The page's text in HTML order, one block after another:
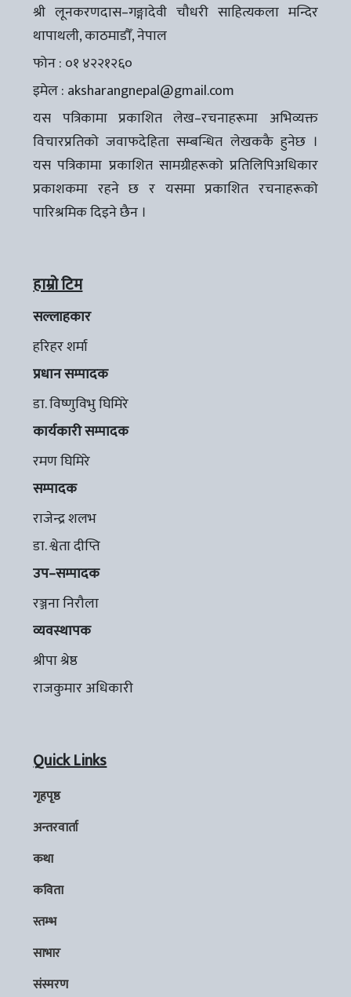
श्री लूनकरणदास–गङ्गादेवी चौधरी साहित्यकला मन्दिर
थापाथली, काठमाडौँ, नेपाल
फोन : ०१ ४२२१२६०
इमेल : aksharangnepal@gmail.com
यस पत्रिकामा प्रकाशित लेख–रचनाहरूमा अभिव्यक्त
विचारप्रतिको जवाफदेहिता सम्बन्धित लेखककै हुनेछ ।
यस पत्रिकामा प्रकाशित सामग्रीहरूको प्रतिलिपिअधिकार
प्रकाशकमा रहने छ र यसमा प्रकाशित रचनाहरूको
पारिश्रमिक दिइने छैन ।
हाम्रो टिम
सल्लाहकार
हरिहर शर्मा
प्रधान सम्पादक
डा. विष्णुविभु घिमिरे
कार्यकारी सम्पादक
रमण घिमिरे
सम्पादक
राजेन्द्र शलभ
डा. श्वेता दीप्ति
उप–सम्पादक
रञ्जना निरौला
व्यवस्थापक
श्रीपा श्रेष्ठ
राजकुमार अधिकारी
Quick Links
गृहपृष्ठ
अन्तरवार्ता
कथा
कविता
स्तम्भ
साभार
संस्मरण